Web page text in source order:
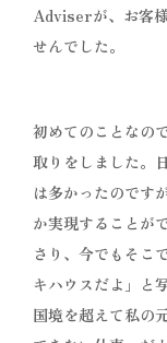
Adviserが、お客
せんでした。
初めてのことなの
取りをしました。
は多かったのです
か実現することが
さり、今でもそこ
キハウスだよ」と
国境を超えて私の